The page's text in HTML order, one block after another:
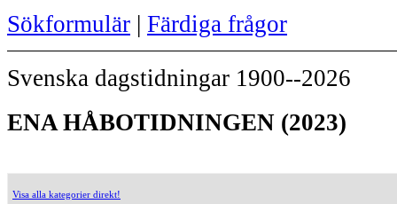
Sökformulär | Färdiga frågor
Svenska dagstidningar 1900--2026
ENA HÅBOTIDNINGEN (2023)
Visa alla kategorier direkt!